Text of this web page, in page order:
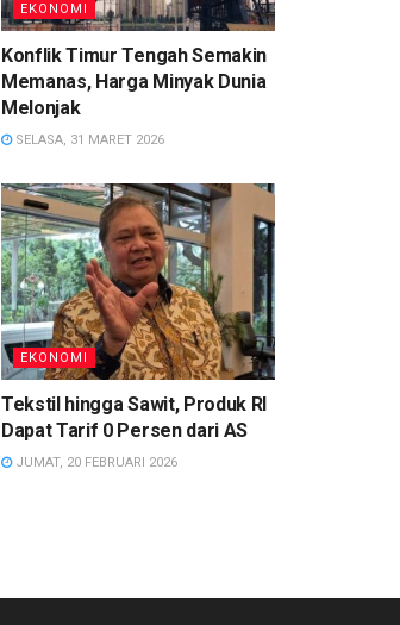
EKONOMI
Konflik Timur Tengah Semakin
Memanas, Harga Minyak Dunia
Melonjak
SELASA, 31 MARET 2026
EKONOMI
Tekstil hingga Sawit, Produk RI
Dapat Tarif 0 Persen dari AS
JUMAT, 20 FEBRUARI 2026